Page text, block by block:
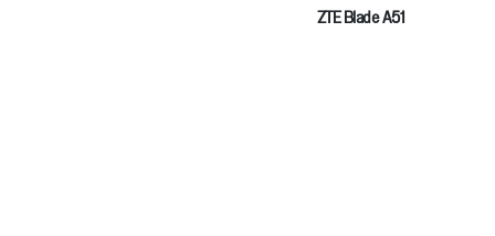
ZTE Blade A51